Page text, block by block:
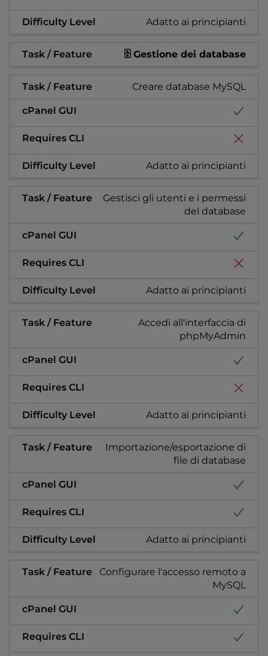
Adatto ai principianti
🗄️ Gestione dei database
Creare database MySQL
Adatto ai principianti
Gestisci gli utenti e i permessi
del database
Adatto ai principianti
Accedi all'interfaccia di
phpMyAdmin
Adatto ai principianti
Importazione/esportazione di
file di database
Adatto ai principianti
Configurare l'accesso remoto a
MySQL